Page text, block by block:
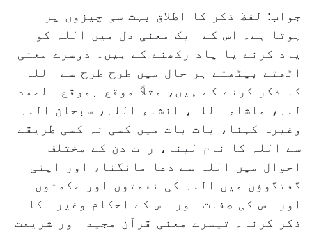
جواب: لفظ ذکر کا اطلاق بہت سی چیزوں پر
ہوتا ہے۔ اس کے ایک معنی دل میں اللہ کو
یاد کرنے یا یاد رکھنے کے ہیں۔ دوسرے معنی
اٹھتے بیٹھتے ہر حال میں طرح طرح سے اللہ
کا ذکر کرنے کے ہیں، مثلاً موقع بموقع الحمد
للہ، ماشاء اللہ، انشاء اللہ، سبحان اللہ
وغیرہ کہنا، بات بات میں کسی نہ کسی طریقے
سے اللہ کا نام لینا، رات دن کے مختلف
احوال میں اللہ سے دعا مانگنا، اور اپنی
گفتگوؤں میں اللہ کی نعمتوں اور حکمتوں
اور اس کی صفات اور اس کے احکام وغیرہ کا
ذکر کرنا۔ تیسرے معنی قرآن مجید اور شریعت